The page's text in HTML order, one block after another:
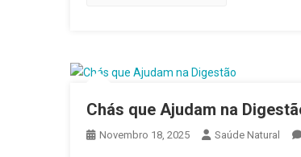
Chás que Ajudam na
Novembro 18, 2025 Saúde Natural